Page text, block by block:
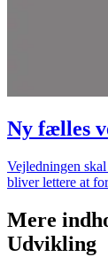
Ny fælles
Vejledningen
bliver lettere at
Mere
Udvikling